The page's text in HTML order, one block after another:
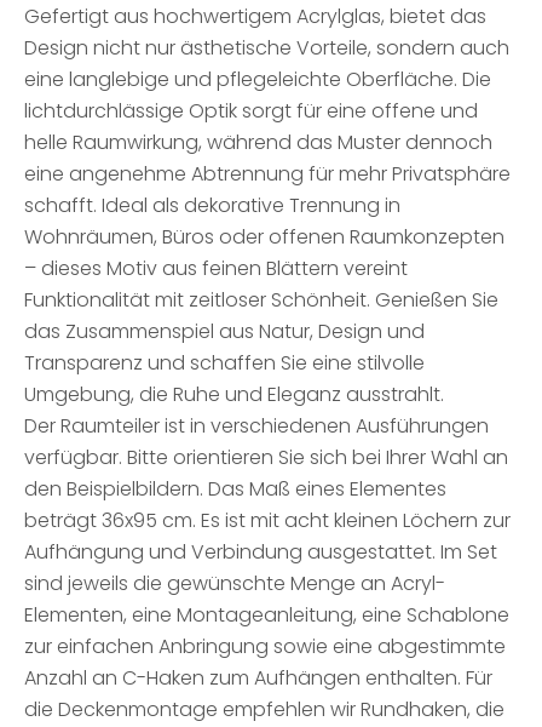
Gefertigt aus hochwertigem Acrylglas, bietet das
Design nicht nur ästhetische Vorteile, sondern auch
eine langlebige und pflegeleichte Oberfläche. Die
lichtdurchlässige Optik sorgt für eine offene und
helle Raumwirkung, während das Muster dennoch
eine angenehme Abtrennung für mehr Privatsphäre
schafft. Ideal als dekorative Trennung in
Wohnräumen, Büros oder offenen Raumkonzepten
– dieses Motiv aus feinen Blättern vereint
Funktionalität mit zeitloser Schönheit. Genießen Sie
das Zusammenspiel aus Natur, Design und
Transparenz und schaffen Sie eine stilvolle
Umgebung, die Ruhe und Eleganz ausstrahlt.
Der Raumteiler ist in verschiedenen Ausführungen
verfügbar. Bitte orientieren Sie sich bei Ihrer Wahl an
den Beispielbildern. Das Maß eines Elementes
beträgt 36x95 cm. Es ist mit acht kleinen Löchern zur
Aufhängung und Verbindung ausgestattet. Im Set
sind jeweils die gewünschte Menge an Acryl-
Elementen, eine Montageanleitung, eine Schablone
zur einfachen Anbringung sowie eine abgestimmte
Anzahl an C-Haken zum Aufhängen enthalten. Für
die Deckenmontage empfehlen wir Rundhaken, die